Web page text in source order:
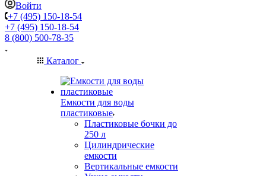
Войти
+7 (495) 150-18-54
+7 (495) 150-18-54
8 (800) 500-78-35
Каталог
Емкости для воды
пластиковые
Пластиковые бочки до
250 л
Цилиндрические
емкости
Вертикальные емкости